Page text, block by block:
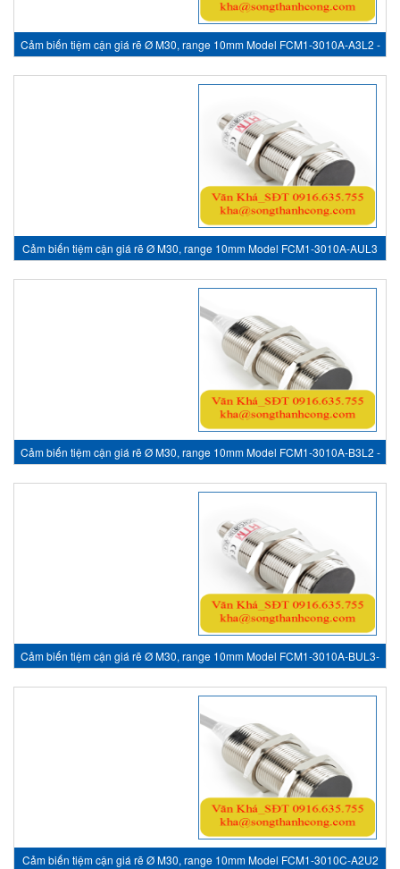
Cảm biến tiệm cận giá rẽ Ø M30, range 10mm Model FCM1-3010A-A3L2 -
Cảm biến tiệm cận giá rẽ Ø M30, range 10mm Model FCM1-3010A-AUL3
Cảm biến tiệm cận giá rẽ Ø M30, range 10mm Model FCM1-3010A-B3L2 -
Cảm biến tiệm cận giá rẽ Ø M30, range 10mm Model FCM1-3010A-BUL3-
Cảm biến tiệm cận giá rẽ Ø M30, range 10mm Model FCM1-3010C-A2U2